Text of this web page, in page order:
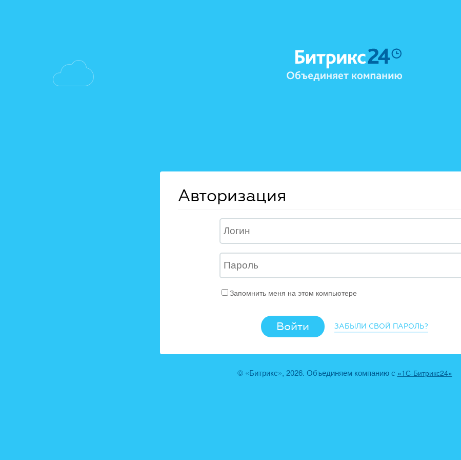
Авторизация
Запомнить меня на этом компьютере
ЗАБЫЛИ СВОЙ ПАРОЛЬ?
© «Битрикс», 2026. Объединяем компанию с «1С-Битрикс24»